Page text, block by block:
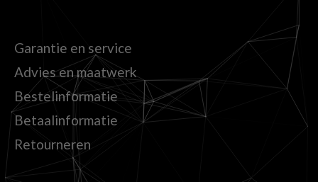
Garantie en service
Advies en maatwerk
Bestelinformatie
Betaalinformatie
Retourneren